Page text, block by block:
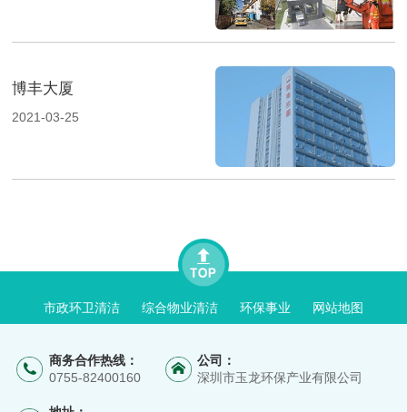
博丰大厦
2021-03-25
市政环卫清洁 综合物业清洁 环保事业 网站地图
商务合作热线：
0755-82400160
公司：
深圳市玉龙环保产业有限公司